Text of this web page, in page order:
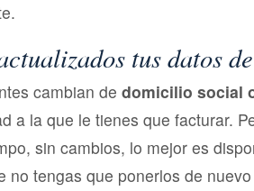
tus datos
cambian de domicilio social
a la que le tienes que facturar.
sin cambios, lo mejor es
no tengas que ponerlos de